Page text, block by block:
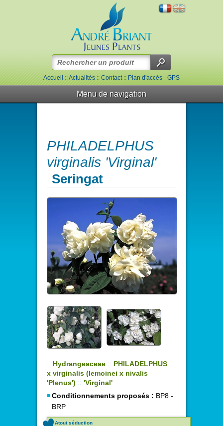
Accueil::Actualités::Contact::Plan d'accès - GPS
Menu de navigation
PHILADELPHUS
virginalis 'Virginal'
Seringat
:: Hydrangeaceae :: PHILADELPHUS ::
x virginalis (lemoinei x nivalis
'Plenus') :: 'Virginal'
Conditionnements proposés : BP8 -
BRP
Atout séduction